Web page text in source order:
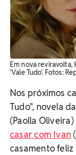
Em nova reviravolta,
'Vale Tudo'. ​Fotos:
Nos próximos
Tudo", novela
(Paolla Oliveira)
casar com Ivan
casamento